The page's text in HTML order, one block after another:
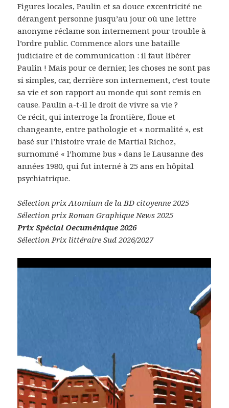
Figures locales, Paulin et sa douce excentricité ne
dérangent personne jusqu’au jour où une lettre
anonyme réclame son internement pour trouble à
l’ordre public. Commence alors une bataille
judiciaire et de communication : il faut libérer
Paulin ! Mais pour ce dernier, les choses ne sont pas
si simples, car, derrière son internement, c’est toute
sa vie et son rapport au monde qui sont remis en
cause. Paulin a-t-il le droit de vivre sa vie ?
Ce récit, qui interroge la frontière, floue et
changeante, entre pathologie et « normalité », est
basé sur l’histoire vraie de Martial Richoz,
surnommé « l’homme bus » dans le Lausanne des
années 1980, qui fut interné à 25 ans en hôpital
psychiatrique.
Sélection prix Atomium de la BD citoyenne 2025
Sélection prix Roman Graphique News 2025
Prix Spécial Oecuménique 2026
Sélection Prix littéraire Sud 2026/2027